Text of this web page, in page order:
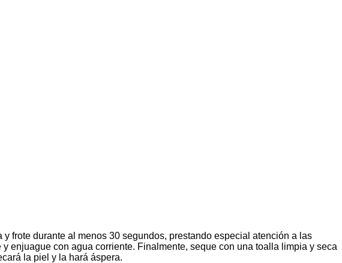
frote durante al menos 30 segundos, prestando especial atención a las
enjuague con agua corriente. Finalmente, seque con una toalla limpia y seca
la piel y la hará áspera.